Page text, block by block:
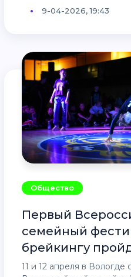
9-04-2026, 19:43
Общество
Первый Всероссийский
семейный
брейкингу
11 и 12 апреля в Вологде состоится первый